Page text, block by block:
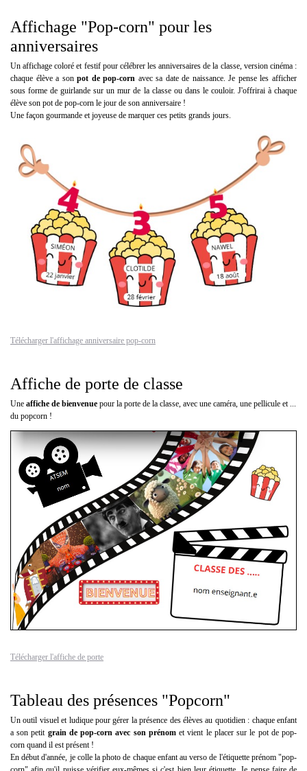
Affichage "Pop-corn" pour les
anniversaires
Un affichage coloré et festif pour célébrer les anniversaires de la classe, version cinéma :
chaque élève a sonpot de pop-corn avec sa date de naissance. Je pense les afficher
sous forme de guirlande sur un mur de la classe ou dans le couloir. J'offrirai à chaque
élève son pot de pop-corn le jour de son anniversaire !
Une façon gourmande et joyeuse de marquer ces petits grands jours.
Télécharger l'affichage anniversaire pop-corn
Affiche de porte de classe
Une affiche de bienvenue pour la porte de la classe, avec une caméra, une pellicule et ...
du popcorn !
Télécharger l'affiche de porte
Tableau des présences "Popcorn"
Un outil visuel et ludique pour gérer la présence des élèves au quotidien : chaque enfant
a son petit grain de pop-corn avec son prénomet vient le placer sur le pot de pop-
corn quand il est présent !
En début d'année, je colle la photo de chaque enfant au verso de l'étiquette prénom "pop-